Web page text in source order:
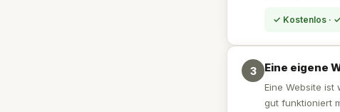
✓ Kostenlos ·
3 Eine eigene
Eine Website
gut funktioniert